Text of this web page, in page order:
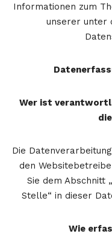
Informationen zum
unserer unter
Wer ist
Die
den
Sie dem Abschnitt
Stelle“ in dieser
Wie